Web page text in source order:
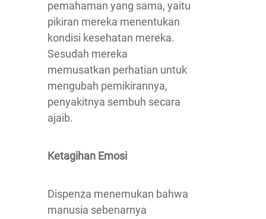
pemahaman yang sama, yaitu
pikiran mereka menentukan
kondisi kesehatan mereka.
Sesudah mereka
memusatkan perhatian untuk
mengubah pemikirannya,
penyakitnya sembuh secara
ajaib.
Ketagihan Emosi
Dispenza menemukan bahwa
manusia sebenarnya